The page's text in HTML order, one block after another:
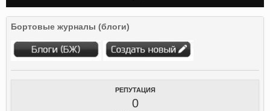
Бортовые журналы (блоги)
РЕПУТАЦИЯ
0